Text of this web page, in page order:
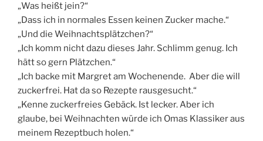
„Was heißt jein?“
„Dass ich in normales Essen keinen Zucker mache.“
„Und die Weihnachtsplätzchen?“
„Ich komm nicht dazu dieses Jahr. Schlimm genug. Ich
hätt so gern Plätzchen.“
„Ich backe mit Margret am Wochenende. Aber die will
zuckerfrei. Hat da so Rezepte rausgesucht.“
„Kenne zuckerfreies Gebäck. Ist lecker. Aber ich
glaube, bei Weihnachten würde ich Omas Klassiker aus
meinem Rezeptbuch holen.“